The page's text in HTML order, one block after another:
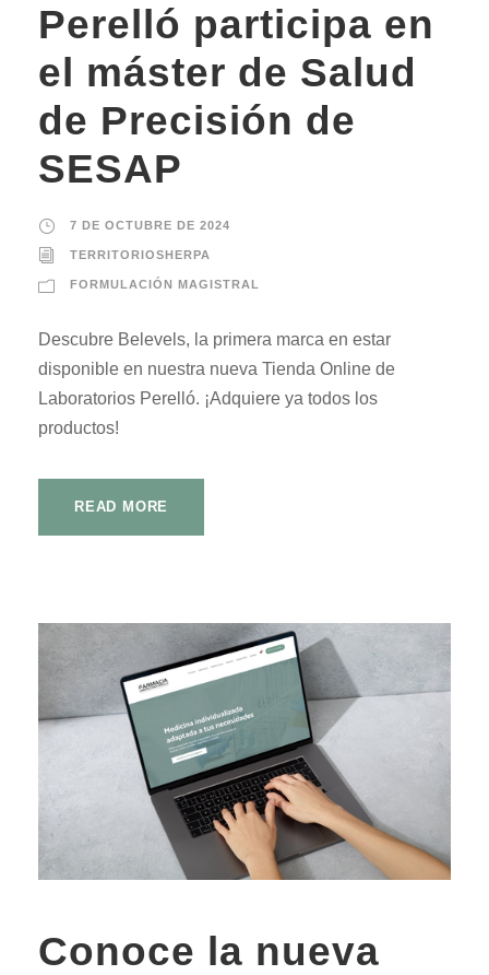
Perelló participa en
el máster de Salud
de Precisión de
SESAP
7 DE OCTUBRE DE 2024
TERRITORIOSHERPA
FORMULACIÓN MAGISTRAL
Descubre Belevels, la primera marca en estar
disponible en nuestra nueva Tienda Online de
Laboratorios Perelló. ¡Adquiere ya todos los
productos!
READ MORE
Conoce la nueva